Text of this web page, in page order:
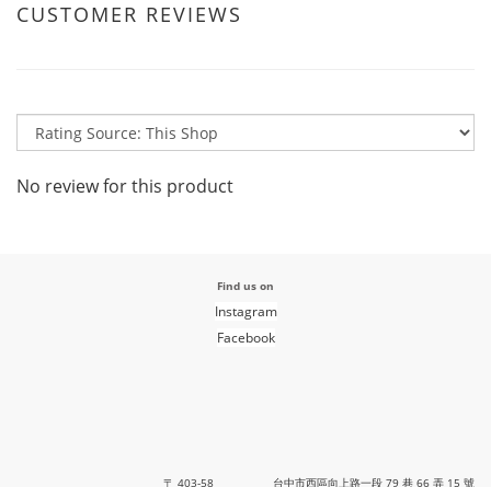
CUSTOMER REVIEWS
No review for this product
Find us on
Instagram
Facebook
〒 403-58 台中市西區向上路一段 79 巷 66 弄 15 號